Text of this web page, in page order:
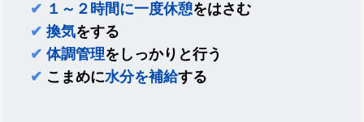
✔ １～２時間に一度休憩をはさむ
✔ 換気をする
✔ 体調管理をしっかりと行う
✔ こまめに水分を補給する